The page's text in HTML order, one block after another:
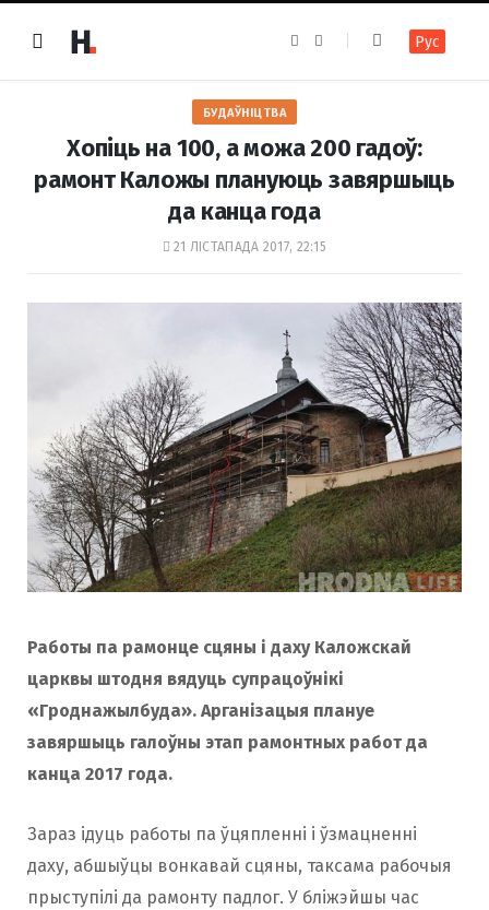
e
k
t
a
m
Рус
БУДАЎНІЦТВА
Хопіць на 100, а можа 200 гадоў:
рамонт Каложы плануюць завяршыць
да канца года
21 ЛІСТАПАДА 2017, 22:15
Работы па рамонце сцяны i даху Каложскай
царквы штодня вядуць супрацоўнікі
«Гроднажылбуда». Арганізацыя плануе
завяршыць галоўны этап рамонтных работ да
канца 2017 года.
Зараз ідуць работы па ўцяпленні і ўзмацненні
даху, абшыўцы вонкавай сцяны, таксама рабочыя
прыступілі да рамонту падлог. У бліжэйшы час